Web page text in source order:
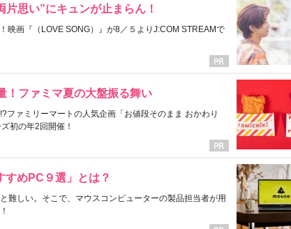
思い”にキュンが止まらん！
映画『（LOVE SONG）』が8／５よりJ:COM STREAMで
！ファミマ夏の大盤振る舞い
ファミリーマートの人気企画「お値段そのまま おかわり
初の年2回開催！
すめPC９選」とは？
難しい。そこで、マウスコンピューターの製品担当者が用